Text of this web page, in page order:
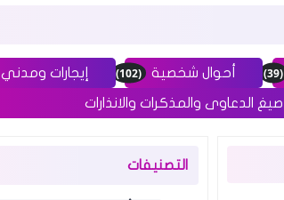
(39) أحوال شخصية (102) إيجارات ومدني
صيغ الدعاوى والمذكرات والانذارات
التصنيفات